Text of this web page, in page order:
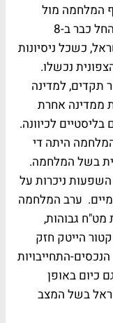
המלחמה מול
חיזבאללה התרחשו לאחר שחיזבאללה החל כבר ב-8
ישראל, כשכל ניסיונות
נכשלו.
תקדים, למדינה
ממדינה אחרת
לכיוונה.
היתה די
בשל המלחמה.
ניכרות על
ערב המלחמה
מט"ח גבוהות,
כ-60% בלבד (ב-2022), סקטור הייטק חזק
התחייבויות
כיום באופן
בשל המצב